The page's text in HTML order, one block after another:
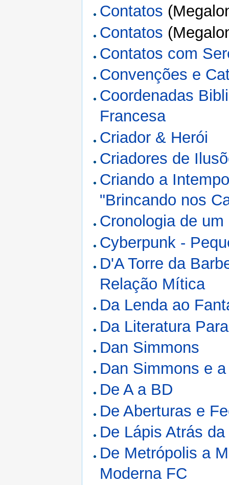
Contatos
Contatos
Contatos com
Convenções e
Coordenadas
Francesa
Criador & Herói
Criadores de
Criando a
"Brincando nos
Cronologia de
Cyberpunk -
D'A Torre da
Relação Mítica
Da Lenda ao
Da Literatura
Dan Simmons
Dan Simmons e
De A a BD
De Aberturas e
De Lápis Atrás
De Metrópolis a
Moderna FC